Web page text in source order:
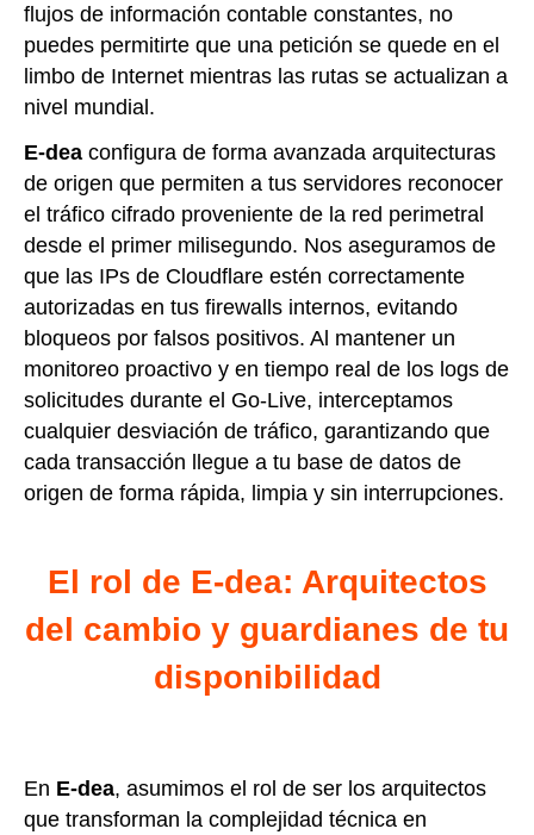
flujos de información contable constantes, no
puedes permitirte que una petición se quede en el
limbo de Internet mientras las rutas se actualizan a
nivel mundial.
E-dea configura de forma avanzada arquitecturas
de origen que permiten a tus servidores reconocer
el tráfico cifrado proveniente de la red perimetral
desde el primer milisegundo. Nos aseguramos de
que las IPs de Cloudflare estén correctamente
autorizadas en tus firewalls internos, evitando
bloqueos por falsos positivos. Al mantener un
monitoreo proactivo y en tiempo real de los logs de
solicitudes durante el Go-Live, interceptamos
cualquier desviación de tráfico, garantizando que
cada transacción llegue a tu base de datos de
origen de forma rápida, limpia y sin interrupciones.
El rol de E-dea: Arquitectos
del cambio y guardianes de tu
disponibilidad
En E-dea, asumimos el rol de ser los arquitectos
que transforman la complejidad técnica en